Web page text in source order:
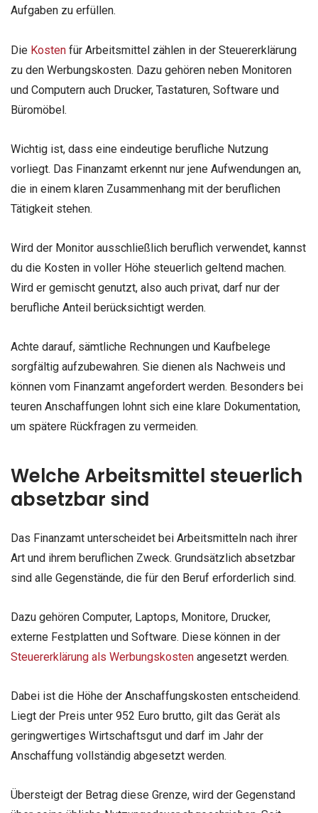
Aufgaben zu erfüllen.
Die Kosten für Arbeitsmittel zählen in der Steuererklärung
zu den Werbungskosten. Dazu gehören neben Monitoren
und Computern auch Drucker, Tastaturen, Software und
Büromöbel.
Wichtig ist, dass eine eindeutige berufliche Nutzung
vorliegt. Das Finanzamt erkennt nur jene Aufwendungen an,
die in einem klaren Zusammenhang mit der beruflichen
Tätigkeit stehen.
Wird der Monitor ausschließlich beruflich verwendet, kannst
du die Kosten in voller Höhe steuerlich geltend machen.
Wird er gemischt genutzt, also auch privat, darf nur der
berufliche Anteil berücksichtigt werden.
Achte darauf, sämtliche Rechnungen und Kaufbelege
sorgfältig aufzubewahren. Sie dienen als Nachweis und
können vom Finanzamt angefordert werden. Besonders bei
teuren Anschaffungen lohnt sich eine klare Dokumentation,
um spätere Rückfragen zu vermeiden.
Welche Arbeitsmittel steuerlich
absetzbar sind
Das Finanzamt unterscheidet bei Arbeitsmitteln nach ihrer
Art und ihrem beruflichen Zweck. Grundsätzlich absetzbar
sind alle Gegenstände, die für den Beruf erforderlich sind.
Dazu gehören Computer, Laptops, Monitore, Drucker,
externe Festplatten und Software. Diese können in der
Steuererklärung als Werbungskosten angesetzt werden.
Dabei ist die Höhe der Anschaffungskosten entscheidend.
Liegt der Preis unter 952 Euro brutto, gilt das Gerät als
geringwertiges Wirtschaftsgut und darf im Jahr der
Anschaffung vollständig abgesetzt werden.
Übersteigt der Betrag diese Grenze, wird der Gegenstand